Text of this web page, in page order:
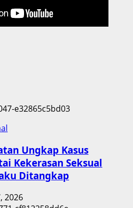
Ungkap Kasus
Kekerasan Seksual
Ditangkap
2026